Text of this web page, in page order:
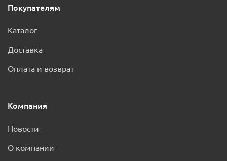
Покупателям
Каталог
Доставка
Оплата и возврат
Компания
Новости
О компании